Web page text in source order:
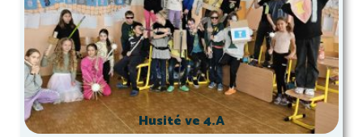
Husité ve 4.A